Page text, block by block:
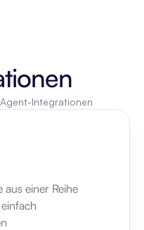
Integrationen
aus einer Reihe